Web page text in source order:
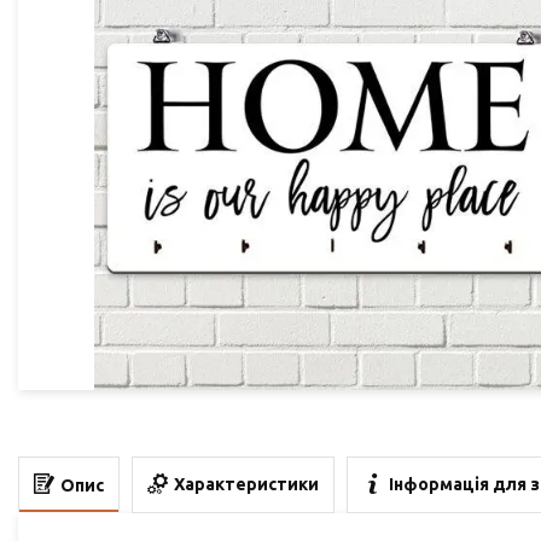
Опис Характеристики Інформація для